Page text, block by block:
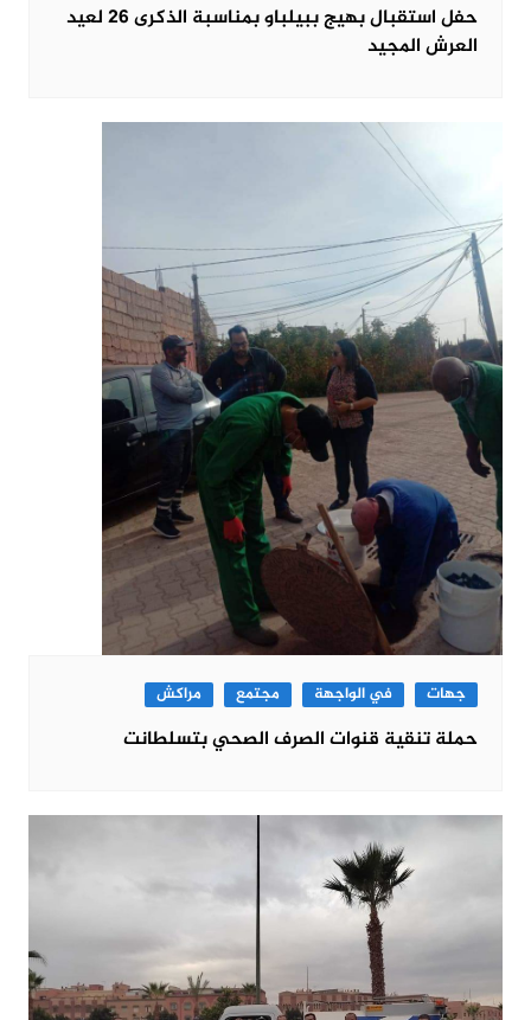
حفل استقبال بهيج ببيلباو بمناسبة الذكرى 26 لعيد
العرش المجيد
جهات في الواجهة مجتمع مراكش
حملة تنقية قنوات الصرف الصحي بتسلطانت